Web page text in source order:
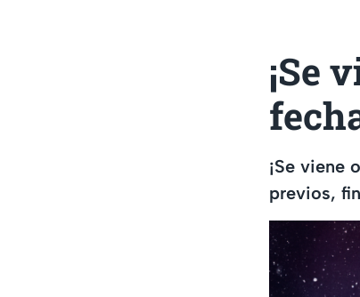
¡Se
¡Se viene
previos,